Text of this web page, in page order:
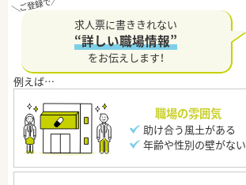
求人票に書ききれない
“詳しい職場情報”
をお伝えします！
職場の雰囲気
助け合う風土がある
年齢や性別の壁がない